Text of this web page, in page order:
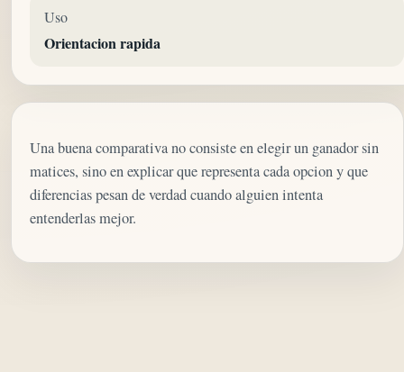
Uso
Orientacion rapida
Una buena comparativa no consiste en elegir un ganador sin
matices, sino en explicar que representa cada opcion y que
diferencias pesan de verdad cuando alguien intenta
entenderlas mejor.